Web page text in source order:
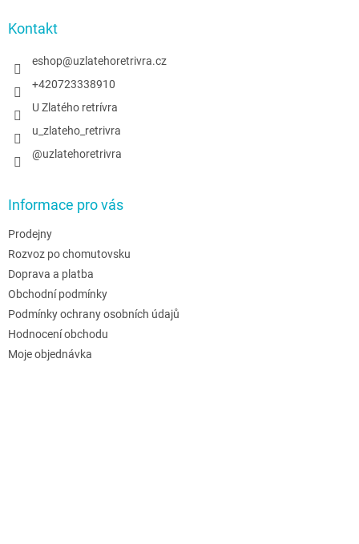
Kontakt
eshop@uzlatehoretrivra.cz
+420723338910
U Zlatého retrívra
u_zlateho_retrivra
@uzlatehoretrivra
Informace pro vás
Prodejny
Rozvoz po chomutovsku
Doprava a platba
Obchodní podmínky
Podmínky ochrany osobních údajů
Hodnocení obchodu
Moje objednávka